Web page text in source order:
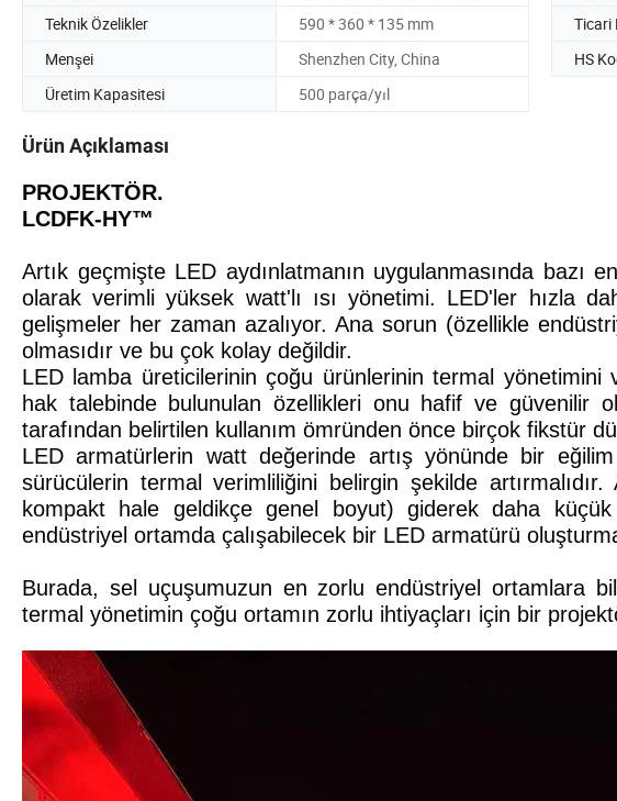
Teknik Özelikler
590 * 360 * 135 mm Ticari
Menşei
Shenzhen City, China HS
Üretim Kapasitesi
500 parça/yıl
Ürün Açıklaması
PROJEKTÖR.
LCDFK-HY™
Artık geçmişte LED aydınlatmanın uygulanmasında
olarak verimli yüksek watt'lı ısı yönetimi. LED'ler hızla
gelişmeler her zaman azalıyor. Ana sorun (özellikle
olmasıdır ve bu çok kolay değildir.
LED lamba üreticilerinin çoğu ürünlerinin termal yönetimini
hak talebinde bulunulan özellikleri onu hafif ve güvenilir
tarafından belirtilen kullanım ömründen önce birçok fikstür
LED armatürlerin watt değerinde artış yönünde bir
sürücülerin termal verimliliğini belirgin şekilde
kompakt hale geldikçe genel boyut) giderek daha
endüstriyel ortamda çalışabilecek bir LED armatürü
Burada, sel uçuşumuzun en zorlu endüstriyel ortamlara
termal yönetimin çoğu ortamın zorlu ihtiyaçları için bir